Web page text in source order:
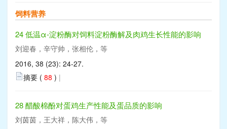
饲料营养
24 低温α-淀粉酶对饲料淀粉酶解及肉鸡生长性能的影响
刘迎春，辛守帅，张相伦，等
2016, 38 (23): 24-27.
摘要 ( 88 ) |
28 醋酸棉酚对蛋鸡生产性能及蛋品质的影响
刘茵茵，王大祥，陈大伟，等